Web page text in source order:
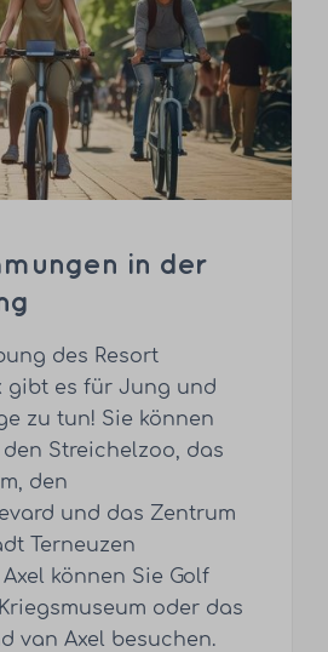
in der
des Resort
gibt es für Jung und
zu tun! Sie können
Streichelzoo, das
den
und das Zentrum
Terneuzen
können Sie Golf
oder das
van Axel besuchen.